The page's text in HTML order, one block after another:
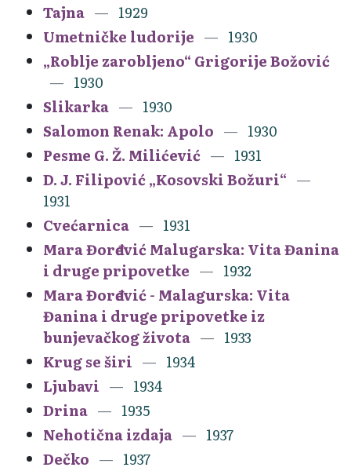
Tajna
1929
Umetničke ludorije
1930
„Roblje zarobljeno“ Grigorije Božović
1930
Slikarka
1930
Salomon Renak: Apolo
1930
Pesme G. Ž. Milićević
1931
D. J. Filipović „Kosovski Božuri“
1931
Cvećarnica
1931
Mara Đorđević Malugarska: Vita Đanina
i druge pripovetke
1932
Mara Đorđević - Malagurska: Vita
Đanina i druge pripovetke iz
bunjevačkog života
1933
Krug se širi
1934
Ljubavi
1934
Drina
1935
Nehotična izdaja
1937
Dečko
1937